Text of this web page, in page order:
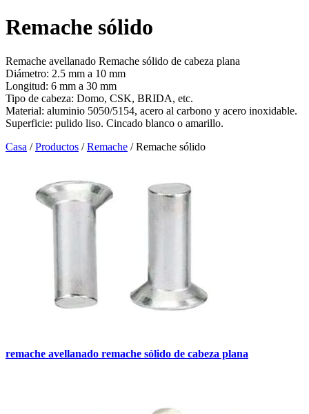
Remache sólido
Remache avellanado Remache sólido de cabeza plana
Diámetro: 2.5 mm a 10 mm
Longitud: 6 mm a 30 mm
Tipo de cabeza: Domo, CSK, BRIDA, etc.
Material: aluminio 5050/5154, acero al carbono y acero inoxidable.
Superficie: pulido liso. Cincado blanco o amarillo.
Casa /Productos /Remache /Remache sólido
remache avellanado remache sólido de cabeza plana